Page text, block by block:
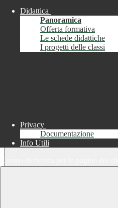
Chiudi
Informazione
Didattica
Panoramica
Offerta formativa
Le schede didattiche
I progetti delle classi
Privacy
Documentazione
Info Utili
Campo di ricerca per le pagine del sito